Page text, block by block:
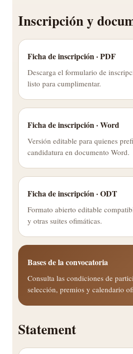
Inscripción y
Ficha de inscripción · PDF
Descarga el formulario de
listo para cumplimentar.
Ficha de inscripción · Word
Versión editable para quienes
candidatura en documento Word.
Ficha de inscripción · ODT
Formato abierto editable
y otras suites ofimáticas.
Bases de la convocatoria
Consulta las condiciones de
selección, premios y calendario
Statement